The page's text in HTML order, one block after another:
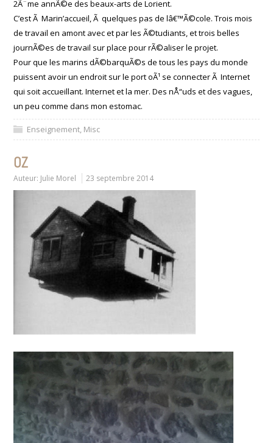
2Ã¨me annÃ©e des beaux-arts de Lorient.
C’est Ã Marin’accueil, Ã quelques pas de lâ€™Ã©cole. Trois mois
de travail en amont avec et par les Ã©tudiants, et trois belles
journÃ©es de travail sur place pour rÃ©aliser le projet.
Pour que les marins dÃ©barquÃ©s de tous les pays du monde
puissent avoir un endroit sur le port oÃ¹ se connecter Ã Internet
qui soit accueillant. Internet et la mer. Des nÅ“uds et des vagues,
un peu comme dans mon estomac.
Enseignement, Misc
OZ
Auteur: Julie Morel 23 septembre 2014